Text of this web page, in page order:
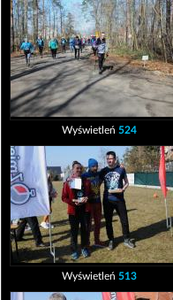
Wyświetleń 524
Wyświetleń 513